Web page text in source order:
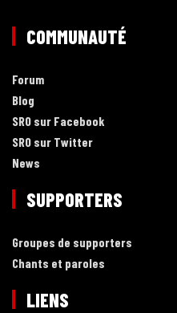
COMMUNAUTÉ
Forum
Blog
SRO sur Facebook
SRO sur Twitter
News
SUPPORTERS
Groupes de supporters
Chants et paroles
LIENS